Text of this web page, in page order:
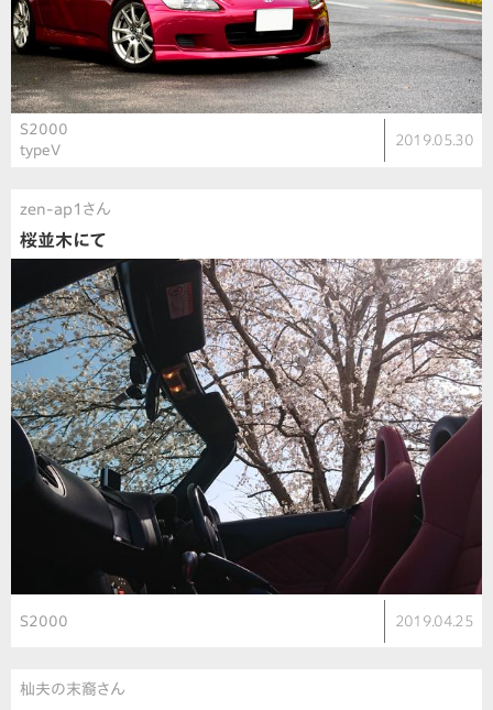
S2000
typeV
2019.05.30
zen-ap1さん
桜並木にて
S2000 2019.04.25
杣夫の末裔さん